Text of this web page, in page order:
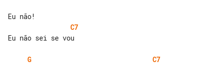
C7
Eu não sei se vou
G C7